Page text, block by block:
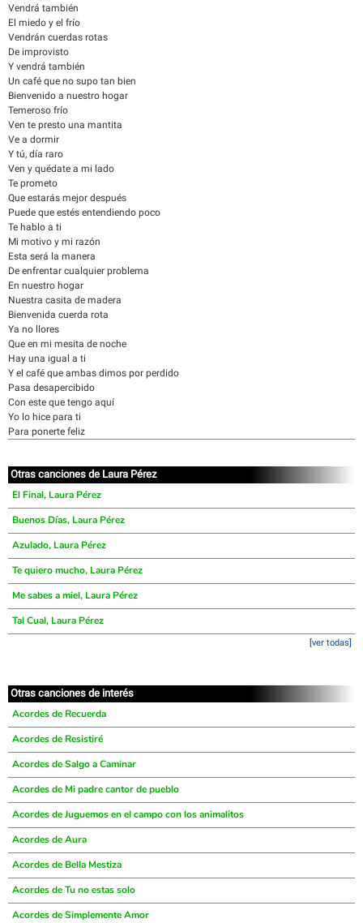
Vendrá también
El miedo y el frío
Vendrán cuerdas rotas
De improvisto
Y vendrá también
Un café que no supo tan bien
Bienvenido a nuestro hogar
Temeroso frío
Ven te presto una mantita
Ve a dormir
Y tú, día raro
Ven y quédate a mi lado
Te prometo
Que estarás mejor después
Puede que estés entendiendo poco
Te hablo a ti
Mi motivo y mi razón
Esta será la manera
De enfrentar cualquier problema
En nuestro hogar
Nuestra casita de madera
Bienvenida cuerda rota
Ya no llores
Que en mi mesita de noche
Hay una igual a ti
Y el café que ambas dimos por perdido
Pasa desapercibido
Con este que tengo aquí
Yo lo hice para ti
Para ponerte feliz
Otras canciones de Laura Pérez
El Final, Laura Pérez
Buenos Días, Laura Pérez
Azulado, Laura Pérez
Te quiero mucho, Laura Pérez
Me sabes a miel, Laura Pérez
Tal Cual, Laura Pérez
[ver todas]
Otras canciones de interés
Acordes de Recuerda
Acordes de Resistiré
Acordes de Salgo a Caminar
Acordes de Mi padre cantor de pueblo
Acordes de Juguemos en el campo con los animalitos
Acordes de Aura
Acordes de Bella Mestiza
Acordes de Tu no estas solo
Acordes de Simplemente Amor